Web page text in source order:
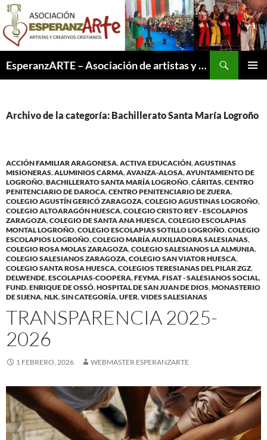
Saltar
contenido
EsperanzARTE – Asociación de artistas y creativos cristianos
Archivo de la categoría: Bachillerato Santa María Logroño
ACCIÓN FAMILIAR ARAGONESA,ACTIVA EDUCACIÓN,AGUSTINAS
MISIONERAS,ALUMINIOS CARMA,AVANZA-ALOSA,AYUNTAMIENTO DE
LOGROÑO,BACHILLERATO SANTA MARÍA LOGROÑO,CÁRITAS,CENTRO
PENITENCIARIO DE DAROCA,CENTRO PENITENCIARIO DE ZUERA,
COLEGIO AGUSTÍN GERICÓ ZARAGOZA,COLEGIO AGUSTINAS LOGROÑO,
COLEGIO ALTOARAGÓN HUESCA,COLEGIO CRISTO REY - ESCOLAPIOS
ZARAGOZA,COLEGIO DE SANTA ANA HUESCA,COLEGIO ESCOLAPIAS
MONTAL LOGROÑO,COLEGIO ESCOLAPIAS SOTILLO LOGROÑO,COLEGIO
ESCOLAPIOS LOGROÑO,COLEGIO MARÍA AUXILIADORA SALESIANAS,
COLEGIO ROSA MOLAS ZARAGOZA,COLEGIO SALESIANOS LA ALMUNIA,
COLEGIO SALESIANOS ZARAGOZA,COLEGIO SAN VIATOR HUESCA,
COLEGIO SANTA ROSA HUESCA,COLEGIOS TERESIANAS DEL PILAR ZGZ,
DELWENDE,ESCOLAPIAS-COOPERA,FEYMA,FISAT - SALESIANOS SOCIAL,
FUND. ENRIQUE DE OSSÓ,HOSPITAL DE SAN JUAN DE DIOS,MONASTERIO
DE SIJENA,NLK,SIN CATEGORÍA,UFER,VIDES SALESIANAS
TRANSPARENCIA 2025-
2026
1 FEBRERO, 2026 WEBMASTER ESPERANZARTE